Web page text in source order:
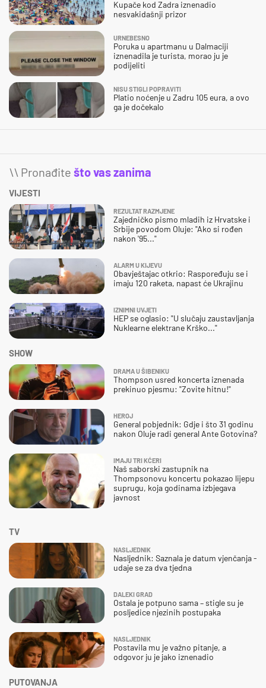
Kupače kod Zadra iznenadio
nesvakidašnji prizor
URNEBESNO
Poruka u apartmanu u Dalmaciji
iznenadila je turista, morao ju je
podijeliti
NISU STIGLI POPRAVITI
Platio noćenje u Zadru 105 eura, a ovo
ga je dočekalo
\\ Pronađite što vas zanima
VIJESTI
REZULTAT RAZMJENE
Zajedničko pismo mladih iz Hrvatske i
Srbije povodom Oluje: "Ako si rođen
nakon '95..."
ALARM U KIJEVU
Obavještajac otkrio: Raspoređuju se i
imaju 120 raketa, napast će Ukrajinu
IZNIMNI UVJETI
HEP se oglasio: "U slučaju zaustavljanja
Nuklearne elektrane Krško..."
SHOW
DRAMA U ŠIBENIKU
Thompson usred koncerta iznenada
prekinuo pjesmu: "Zovite hitnu!"
HEROJ
General pobjednik: Gdje i što 31 godinu
nakon Oluje radi general Ante Gotovina?
IMAJU TRI KĆERI
Naš saborski zastupnik na
Thompsonovu koncertu pokazao lijepu
suprugu, koja godinama izbjegava
javnost
TV
NASLJEDNIK
Nasljednik: Saznala je datum vjenčanja -
udaje se za dva tjedna
DALEKI GRAD
Ostala je potpuno sama – stigle su je
posljedice njezinih postupaka
NASLJEDNIK
Postavila mu je važno pitanje, a
odgovor ju je jako iznenadio
PUTOVANJA